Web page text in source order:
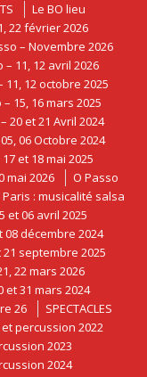
Le BO lieu
22 février 2026
– Novembre 2026
11, 12 avril 2026
12 octobre 2025
15, 16 mars 2025
20 et 21 Avril 2024
06 Octobre 2024
et 18 mai 2025
mai 2026
O Passo
Paris : musicalité salsa
et 06 avril 2025
08 décembre 2024
septembre 2025
22 mars 2026
et 31 mars 2024
26
SPECTACLES
percussion 2022
2023
2024